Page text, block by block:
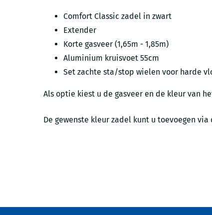
Comfort Classic zadel in zwart
Extender
Korte gasveer (1,65m - 1,85m)
Aluminium kruisvoet 55cm
Set zachte sta/stop wielen voor harde
Als optie kiest u de gasveer en de kleur van
De gewenste kleur zadel kunt u toevoegen via